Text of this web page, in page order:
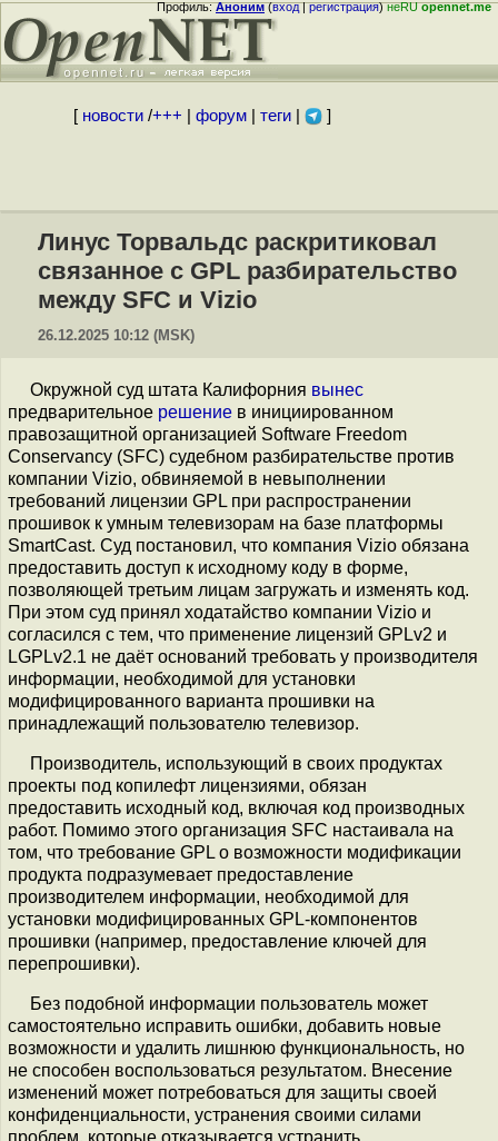
Профиль:Аноним(вход|регистрация)неRUopennet.me
[ новости/+++ форум| теги| ]
Линус Торвальдс раскритиковал
связанное с GPL разбирательство
между SFС и Vizio
26.12.2025 10:12 (MSK)
Окружной суд штата Калифорния вынес
предварительное решение в инициированном
правозащитной организацией Software Freedom
Conservancy (SFC) судебном разбирательстве против
компании Vizio, обвиняемой в невыполнении
требований лицензии GPL при распространении
прошивок к умным телевизорам на базе платформы
SmartCast. Суд постановил, что компания Vizio обязана
предоставить доступ к исходному коду в форме,
позволяющей третьим лицам загружать и изменять код.
При этом суд принял ходатайство компании Vizio и
согласился с тем, что применение лицензий GPLv2 и
LGPLv2.1 не даёт оснований требовать у производителя
информации, необходимой для установки
модифицированного варианта прошивки на
принадлежащий пользователю телевизор.
Производитель, использующий в своих продуктах
проекты под копилефт лицензиями, обязан
предоставить исходный код, включая код производных
работ. Помимо этого организация SFC настаивала на
том, что требование GPL о возможности модификации
продукта подразумевает предоставление
производителем информации, необходимой для
установки модифицированных GPL-компонентов
прошивки (например, предоставление ключей для
перепрошивки).
Без подобной информации пользователь может
самостоятельно исправить ошибки, добавить новые
возможности и удалить лишнюю функциональность, но
не способен воспользоваться результатом. Внесение
изменений может потребоваться для защиты своей
конфиденциальности, устранения своими силами
проблем, которые отказывается устранить